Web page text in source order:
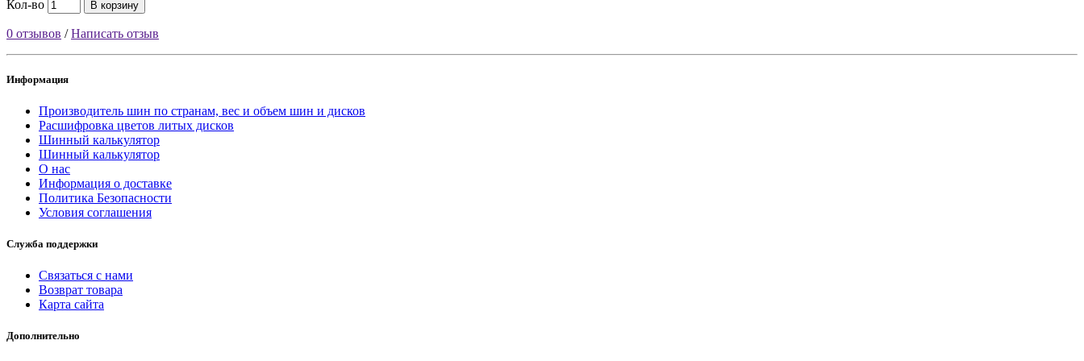
Кол-во В корзину
0 отзывов /Написать отзыв
Информация
Производитель шин по странам, вес и объем шин и дисков
Расшифровка цветов литых дисков
Шинный калькулятор
Шинный калькулятор
О нас
Информация о доставке
Политика Безопасности
Условия соглашения
Служба поддержки
Связаться с нами
Возврат товара
Карта сайта
Дополнительно